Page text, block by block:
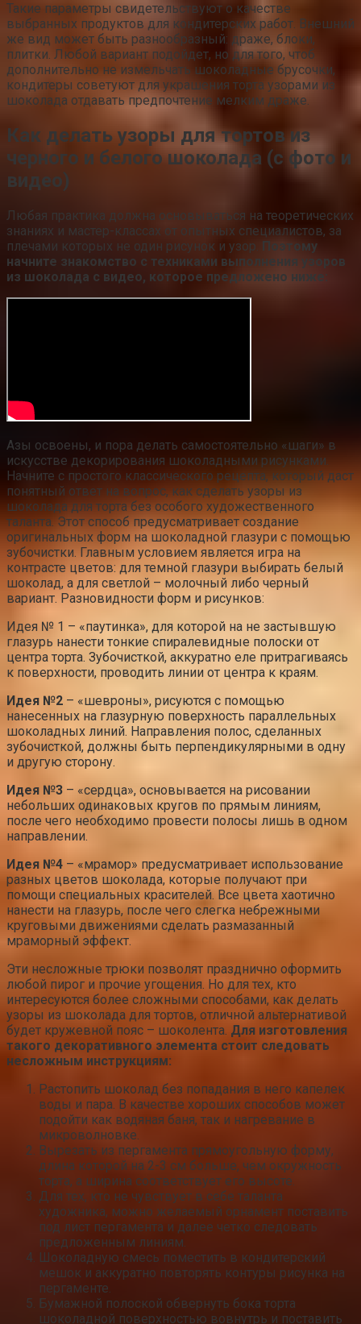
Такие параметры свидетельствуют о качестве
выбранных продуктов для кондитерских работ. Внешний
же вид может быть разнообразный: драже, блоки,
плитки. Любой вариант подойдет, но для того, чтоб
дополнительно не измельчать шоколадные брусочки,
кондитеры советуют для украшения торта узорами из
шоколада отдавать предпочтение мелким драже.
Как делать узоры для тортов из
черного и белого шоколада (с фото и
видео)
Любая практика должна основываться на теоретических
знаниях и мастер-классах от опытных специалистов, за
плечами которых не один рисунок и узор. Поэтому
начните знакомство с техниками выполнения узоров
из шоколада с видео, которое предложено ниже:
Азы освоены, и пора делать самостоятельно «шаги» в
искусстве декорирования шоколадными рисунками.
Начните с простого классического рецепта, который даст
понятный ответ на вопрос, как сделать узоры из
шоколада для торта без особого художественного
таланта. Этот способ предусматривает создание
оригинальных форм на шоколадной глазури с помощью
зубочистки. Главным условием является игра на
контрасте цветов: для темной глазури выбирать белый
шоколад, а для светлой – молочный либо черный
вариант. Разновидности форм и рисунков:
Идея № 1 – «паутинка», для которой на не застывшую
глазурь нанести тонкие спиралевидные полоски от
центра торта. Зубочисткой, аккуратно еле притрагиваясь
к поверхности, проводить линии от центра к краям.
Идея №2 – «шевроны», рисуются с помощью
нанесенных на глазурную поверхность параллельных
шоколадных линий. Направления полос, сделанных
зубочисткой, должны быть перпендикулярными в одну
и другую сторону.
Идея №3 – «сердца», основывается на рисовании
небольших одинаковых кругов по прямым линиям,
после чего необходимо провести полосы лишь в одном
направлении.
Идея №4 – «мрамор» предусматривает использование
разных цветов шоколада, которые получают при
помощи специальных красителей. Все цвета хаотично
нанести на глазурь, после чего слегка небрежными
круговыми движениями сделать размазанный
мраморный эффект.
Эти несложные трюки позволят празднично оформить
любой пирог и прочие угощения. Но для тех, кто
интересуются более сложными способами, как делать
узоры из шоколада для тортов, отличной альтернативой
будет кружевной пояс – шоколента. Для изготовления
такого декоративного элемента стоит следовать
несложным инструкциям:
Растопить шоколад без попадания в него капелек
воды и пара. В качестве хороших способов может
подойти как водяная баня, так и нагревание в
микроволновке.
Вырезать из пергамента прямоугольную форму,
длина которой на 2-3 см больше, чем окружность
торта, а ширина соответствует его высоте.
Для тех, кто не чувствует в себе таланта
художника, можно желаемый орнамент поставить
под лист пергамента и далее четко следовать
предложенным линиям.
Шоколадную смесь поместить в кондитерский
мешок и аккуратно повторять контуры рисунка на
пергаменте.
Бумажной полоской обвернуть бока торта
шоколадной поверхностью вовнутрь и поставить